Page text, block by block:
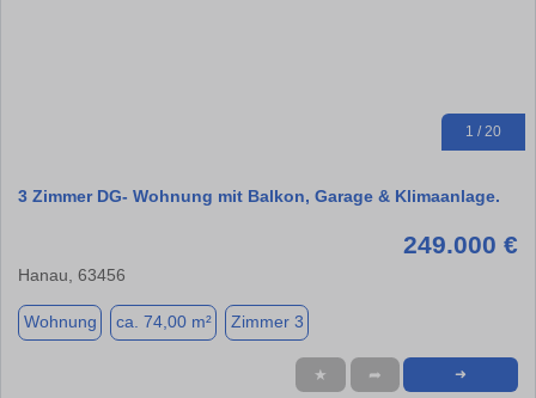
1 / 20
3 Zimmer DG- Wohnung mit Balkon, Garage & Klimaanlage.
249.000 €
Hanau, 63456
Wohnung ca. 74,00 m² Zimmer 3
★ ➦ ➜